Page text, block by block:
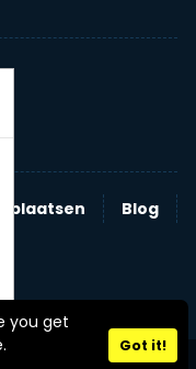
you get
Got it!
plaatsen
Blog